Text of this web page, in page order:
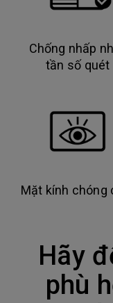
Chống nhấp
tần số quét
Mặt kính chóng
Hãy
phù